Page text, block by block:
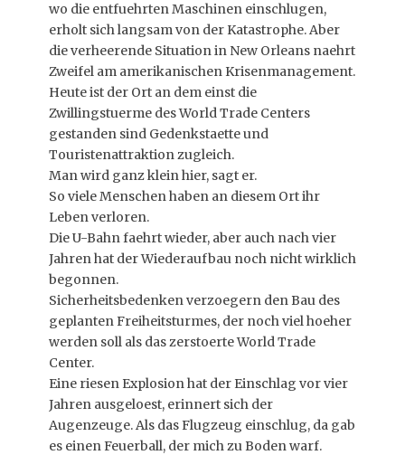
wo die entfuehrten Maschinen einschlugen,
erholt sich langsam von der Katastrophe. Aber
die verheerende Situation in New Orleans naehrt
Zweifel am amerikanischen Krisenmanagement.
Heute ist der Ort an dem einst die
Zwillingstuerme des World Trade Centers
gestanden sind Gedenkstaette und
Touristenattraktion zugleich.
Man wird ganz klein hier, sagt er.
So viele Menschen haben an diesem Ort ihr
Leben verloren.
Die U-Bahn faehrt wieder, aber auch nach vier
Jahren hat der Wiederaufbau noch nicht wirklich
begonnen.
Sicherheitsbedenken verzoegern den Bau des
geplanten Freiheitsturmes, der noch viel hoeher
werden soll als das zerstoerte World Trade
Center.
Eine riesen Explosion hat der Einschlag vor vier
Jahren ausgeloest, erinnert sich der
Augenzeuge. Als das Flugzeug einschlug, da gab
es einen Feuerball, der mich zu Boden warf.